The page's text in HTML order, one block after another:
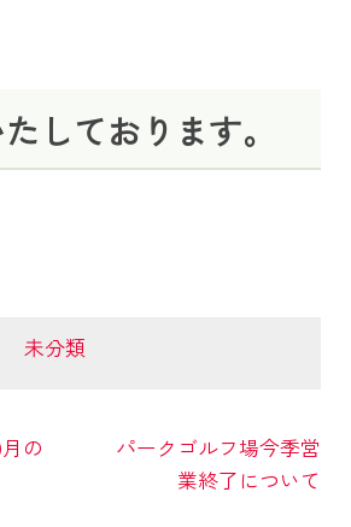
しております。
未分類
の
パークゴルフ場今季営
業終了について